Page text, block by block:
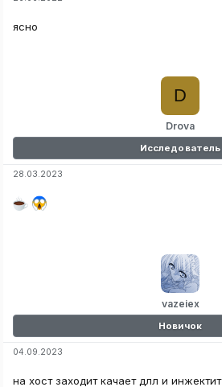
ясно
Drova
D
Исследователь
28.03.2023
vazeiex
Новичок
04.09.2023
на хост заходит качает длл и инжектит